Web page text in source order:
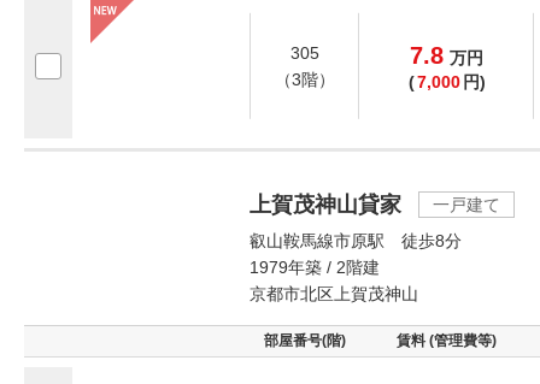
305
（3階）
7.8 万円
(7,000 円)
上賀茂神山貸家
一戸建て
叡山鞍馬線市原駅 徒歩8分
1979年築 / 2階建
京都市北区上賀茂神山
部屋番号(階) 賃料 (管理費等)